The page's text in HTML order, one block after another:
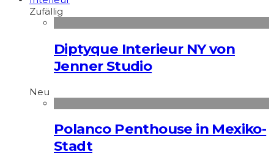
Zufällig
Diptyque Interieur NY von
Jenner Studio
Neu
Polanco Penthouse in Mexiko-
Stadt